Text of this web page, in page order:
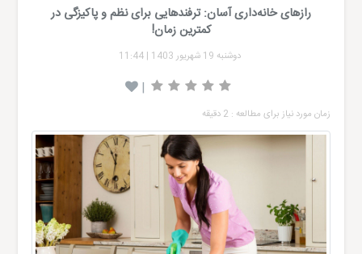
رازهای خانه‌داری آسان: ترفندهایی برای نظم و پاکیزگی در
کمترین زمان!
دوشنبه 19 شهریور 1403 |
11:44
|
زمان مورد نیاز برای مطالعه : 2 دقیقه